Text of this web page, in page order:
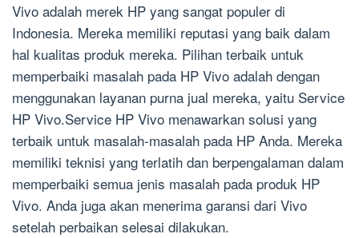
Vivo adalah merek HP yang sangat populer di
Indonesia. Mereka memiliki reputasi yang baik dalam
hal kualitas produk mereka. Pilihan terbaik untuk
memperbaiki masalah pada HP Vivo adalah dengan
menggunakan layanan purna jual mereka, yaitu Service
HP Vivo.Service HP Vivo menawarkan solusi yang
terbaik untuk masalah-masalah pada HP Anda. Mereka
memiliki teknisi yang terlatih dan berpengalaman dalam
memperbaiki semua jenis masalah pada produk HP
Vivo. Anda juga akan menerima garansi dari Vivo
setelah perbaikan selesai dilakukan.